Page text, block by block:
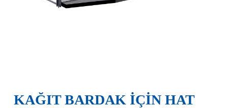
KAĞIT BARDAK İÇİN HAT